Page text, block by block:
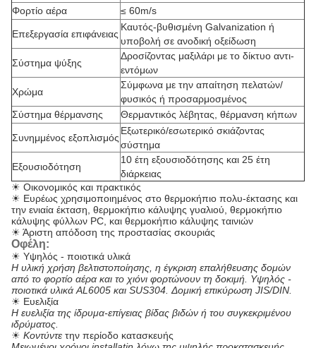
Φορτίο αέρα
≤ 60m/s
Επεξεργασία επιφάνειας
Καυτός-βυθισμένη Galvanization ή
υποβολή σε ανοδική οξείδωση
Σύστημα ψύξης
Δροσίζοντας μαξιλάρι με το δίκτυο αντι-
εντόμων
Χρώμα
Σύμφωνα με την απαίτηση πελατών/
φυσικός ή προσαρμοσμένος
Σύστημα θέρμανσης
Θερμαντικός λέβητας, θέρμανση κήπων
Συνημμένος εξοπλισμός
Εξωτερικό/εσωτερικό σκιάζοντας
σύστημα
Εξουσιοδότηση
10 έτη εξουσιοδότησης και 25 έτη
διάρκειας
☀ Οικονομικός και πρακτικός
☀ Ευρέως χρησιμοποιημένος στο θερμοκήπιο πολυ-έκτασης και
την ενιαία έκταση, θερμοκήπιο κάλυψης γυαλιού, θερμοκήπιο
κάλυψης φύλλων PC, και θερμοκήπιο κάλυψης ταινιών
☀ Άριστη απόδοση της προστασίας σκουριάς
Οφέλη:
☀ Υψηλός - ποιοτικά υλικά
Η υλική χρήση βελτιστοποίησης, η έγκριση επαλήθευσης δομών
από το φορτίο αέρα και το χιόνι φορτώνουν τη δοκιμή. Υψηλός -
ποιοτικά υλικά AL6005 και SUS304. Δομική επικύρωση JIS/DIN.
☀ Ευελιξία
Η ευελιξία της ίδρυμα-επίγειας βίδας βιδών ή του συγκεκριμένου
ιδρύματος.
☀ Κοντύντε την περίοδο κατασκευής